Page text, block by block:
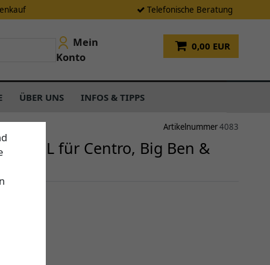
Telefonische Beratung
0,00 EUR
Mein
Konto
ÜBER UNS INFOS & TIPPS
Artikelnummer4083
BBL für Centro, Big Ben &